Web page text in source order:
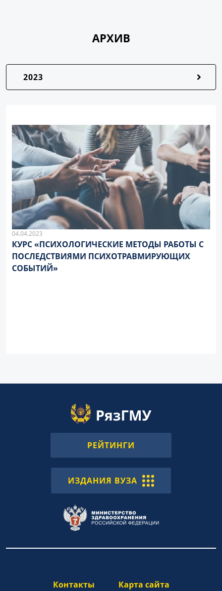
АРХИВ
2023
04.04.2023
КУРС «ПСИХОЛОГИЧЕСКИЕ МЕТОДЫ РАБОТЫ С
ПОСЛЕДСТВИЯМИ ПСИХОТРАВМИРУЮЩИХ
СОБЫТИЙ»
РЕЙТИНГИ
ИЗДАНИЯ ВУЗА
Контакты Карта сайта